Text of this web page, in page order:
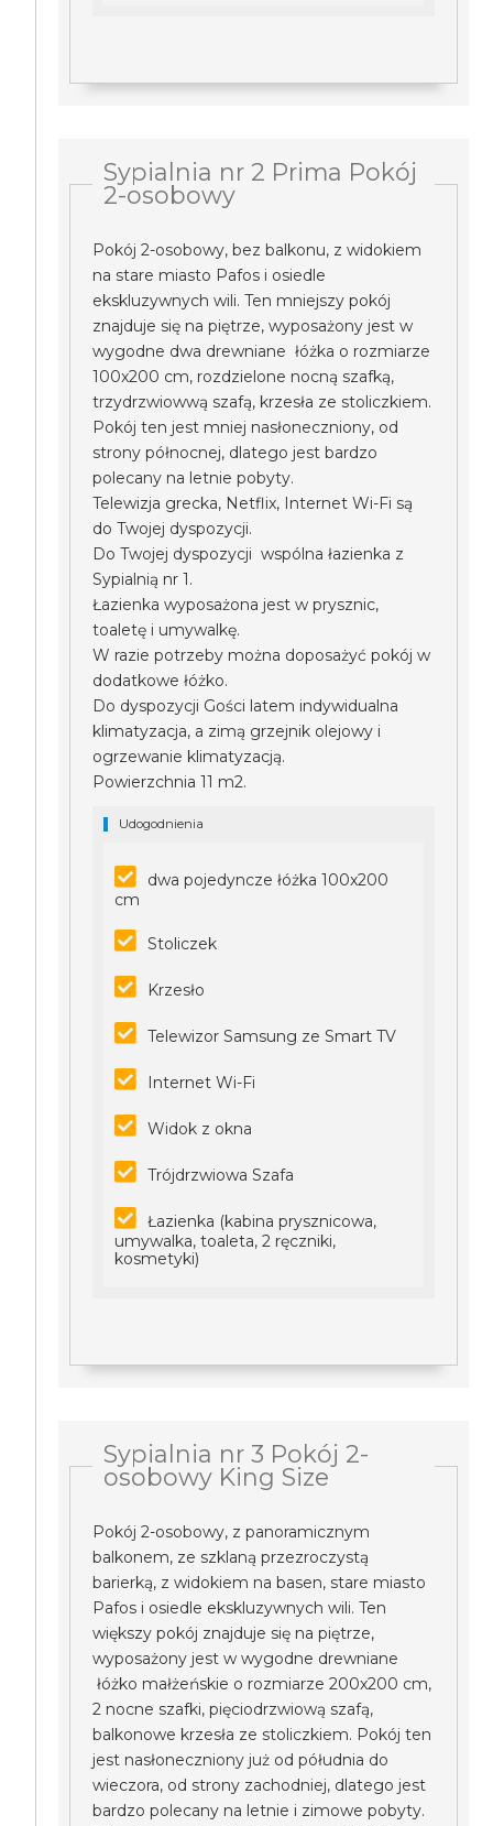
Sypialnia nr 2 Prima Pokój
2-osobowy
Pokój 2-osobowy, bez balkonu, z widokiem
na stare miasto Pafos i osiedle
ekskluzywnych wili. Ten mniejszy pokój
znajduje się na piętrze, wyposażony jest w
wygodne dwa drewniane łóżka o rozmiarze
100x200 cm, rozdzielone nocną szafką,
trzydrzwiowwą szafą, krzesła ze stoliczkiem.
Pokój ten jest mniej nasłoneczniony, od
strony północnej, dlatego jest bardzo
polecany na letnie pobyty.
Telewizja grecka, Netflix, Internet Wi-Fi są
do Twojej dyspozycji.
Do Twojej dyspozycji wspólna łazienka z
Sypialnią nr 1.
Łazienka wyposażona jest w prysznic,
toaletę i umywalkę.
W razie potrzeby można doposażyć pokój w
dodatkowe łóżko.
Do dyspozycji Gości latem indywidualna
klimatyzacja, a zimą grzejnik olejowy i
ogrzewanie klimatyzacją.
Powierzchnia 11 m2.
Udogodnienia
dwa pojedyncze łóżka 100x200
cm
Stoliczek
Krzesło
Telewizor Samsung ze Smart TV
Internet Wi-Fi
Widok z okna
Trójdrzwiowa Szafa
Łazienka (kabina prysznicowa,
umywalka, toaleta, 2 ręczniki,
kosmetyki)
Sypialnia nr 3 Pokój 2-
osobowy King Size
Pokój 2-osobowy, z panoramicznym
balkonem, ze szklaną przezroczystą
barierką, z widokiem na basen, stare miasto
Pafos i osiedle ekskluzywnych wili. Ten
większy pokój znajduje się na piętrze,
wyposażony jest w wygodne drewniane
łóżko małżeńskie o rozmiarze 200x200 cm,
2 nocne szafki, pięciodrzwiową szafą,
balkonowe krzesła ze stoliczkiem. Pokój ten
jest nasłoneczniony już od półudnia do
wieczora, od strony zachodniej, dlatego jest
bardzo polecany na letnie i zimowe pobyty.